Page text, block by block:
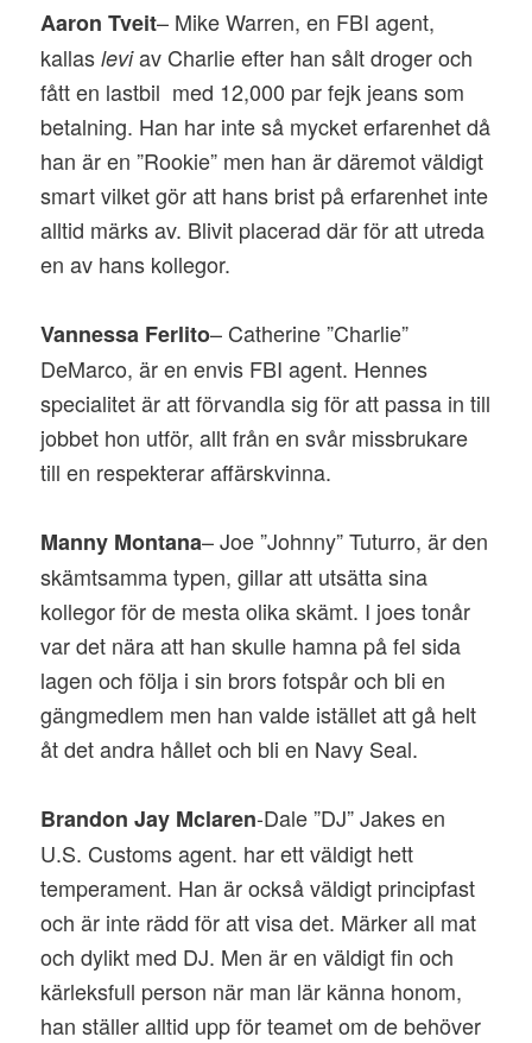
Aaron Tveit– Mike Warren, en FBI agent,
kallasleviav Charlie efter han sålt droger och
fått en lastbil med 12,000 par fejk jeans som
betalning. Han har inte så mycket erfarenhet då
han är en ”Rookie” men han är däremot väldigt
smart vilket gör att hans brist på erfarenhet inte
alltid märks av. Blivit placerad där för att utreda
en av hans kollegor.
Vannessa Ferlito– Catherine ”Charlie”
DeMarco, är en envis FBI agent. Hennes
specialitet är att förvandla sig för att passa in till
jobbet hon utför, allt från en svår missbrukare
till en respekterar affärskvinna.
Manny Montana– Joe ”Johnny” Tuturro, är den
skämtsamma typen, gillar att utsätta sina
kollegor för de mesta olika skämt. I joes tonår
var det nära att han skulle hamna på fel sida
lagen och följa i sin brors fotspår och bli en
gängmedlem men han valde istället att gå helt
åt det andra hållet och bli en Navy Seal.
Brandon Jay Mclaren-Dale ”DJ” Jakes en
U.S. Customs agent. har ett väldigt hett
temperament. Han är också väldigt principfast
och är inte rädd för att visa det. Märker all mat
och dylikt med DJ. Men är en väldigt fin och
kärleksfull person när man lär känna honom,
han ställer alltid upp för teamet om de behöver